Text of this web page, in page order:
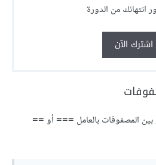
انتهائك من الدورة
اشترك الآن
المصفوفات بالعامل === أو ==